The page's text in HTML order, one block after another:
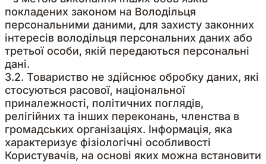
покладених законом на Володільця
персональними даними, для захисту законних
інтересів володільця персональних даних або
третьої особи, якій передаються персональні
дані.
3.2. Товариство не здійснює обробку даних, які
стосуються расової, національної
приналежності, політичних поглядів,
релігійних та інших переконань, членства в
громадських організаціях. Інформація, яка
характеризує фізіологічні особливості
Користувачів, на основі яких можна встановити